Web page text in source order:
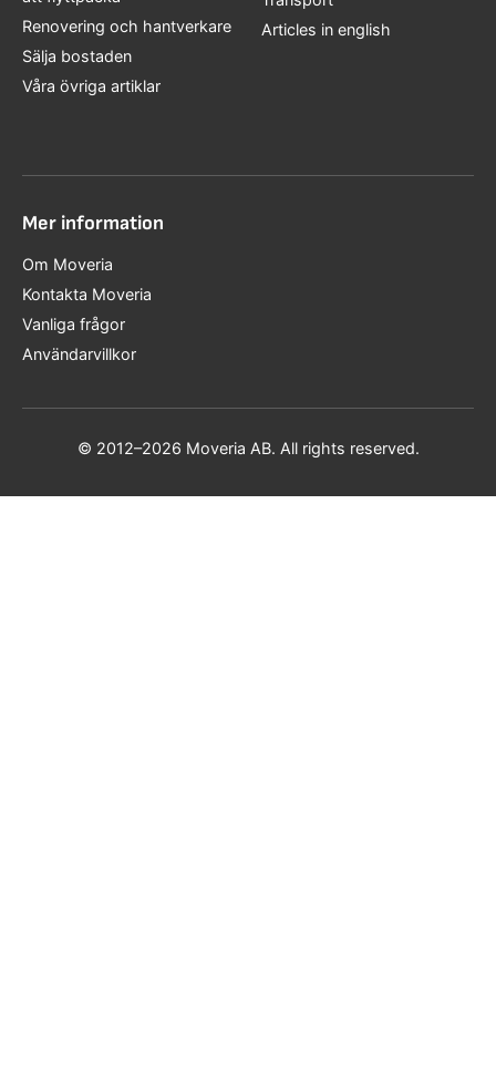
Renovering och hantverkare
Sälja bostaden
Våra övriga artiklar
Articles in english
Mer information
Om Moveria
Kontakta Moveria
Vanliga frågor
Användarvillkor
© 2012–2026 Moveria AB. All rights reserved.